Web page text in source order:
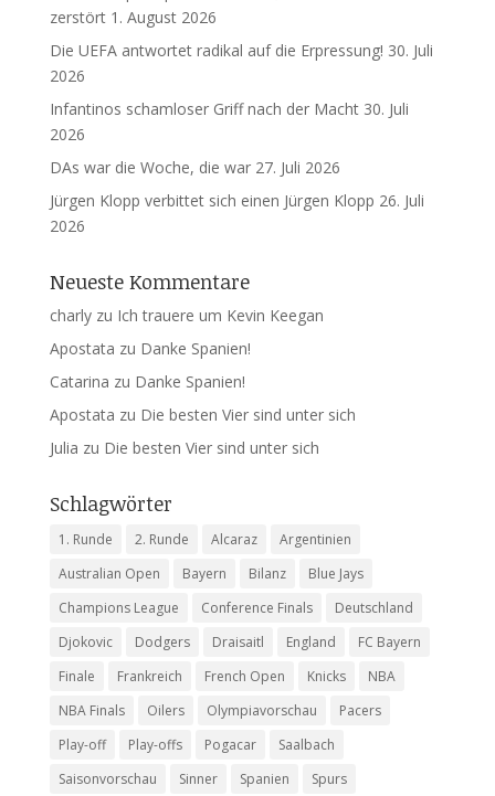
zerstört 1. August 2026
Die UEFA antwortet radikal auf die Erpressung! 30. Juli
2026
Infantinos schamloser Griff nach der Macht 30. Juli
2026
DAs war die Woche, die war 27. Juli 2026
Jürgen Klopp verbittet sich einen Jürgen Klopp 26. Juli
2026
Neueste Kommentare
charlyzu Ich trauere um Kevin Keegan
Apostata zu Danke Spanien!
Catarina zu Danke Spanien!
Apostata zu Die besten Vier sind unter sich
Julia zu Die besten Vier sind unter sich
Schlagwörter
1. Runde 2. Runde Alcaraz
Argentinien
Australian Open
Bayern Bilanz
Blue Jays
Champions League
Conference Finals
Deutschland
Djokovic
Dodgers Draisaitl England
FC Bayern
Finale
Frankreich French Open Knicks
NBA
NBA Finals
Oilers Olympiavorschau
Pacers
Play-off
Play-offs Pogacar
Saalbach
Saisonvorschau
Sinner Spanien
Spurs